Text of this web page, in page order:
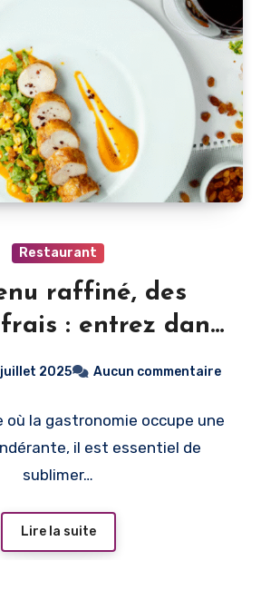
Restaurant
raffiné, des
: entrez dans
gourmand
2025 Aucun commentaire
où la gastronomie occupe une
il est essentiel de
sublimer…
Lire la suite